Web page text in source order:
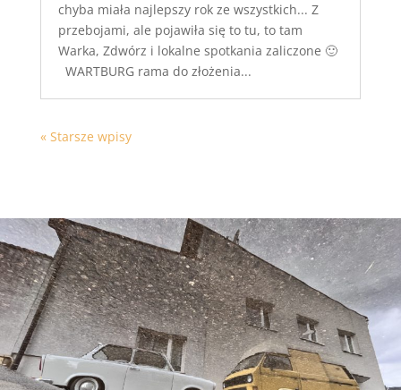
chyba miała najlepszy rok ze wszystkich... Z
przebojami, ale pojawiła się to tu, to tam
Warka, Zdwórz i lokalne spotkania zaliczone 🙂
WARTBURG rama do złożenia...
« Starsze wpisy